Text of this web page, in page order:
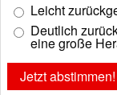
Leicht
Deutlich
eine große